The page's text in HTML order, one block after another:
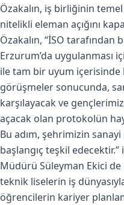
Özakalın, iş birliğinin
nitelikli eleman açığını
Özakalın, “İSO
Erzurum’da uygulanması
ile tam bir uyum içerisinde
görüşmeler sonucunda,
karşılayacak ve
açacak olan protokolün
Bu adım, şehrimizin
başlangıç teşkil
Müdürü Süleyman Ekici
teknik liselerin iş
öğrencilerin kariyer